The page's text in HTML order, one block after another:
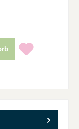
benutze die Schaltflächen